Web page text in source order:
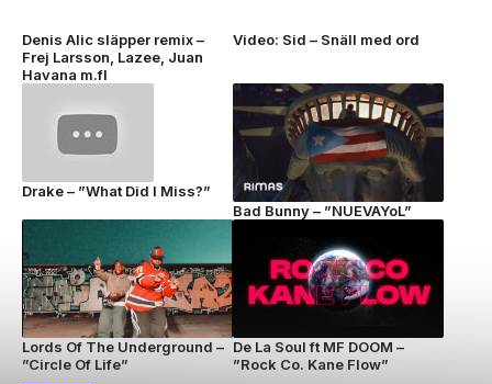
Denis Alic släpper remix –
Frej Larsson, Lazee, Juan
Havana m.fl
Video: Sid – Snäll med ord
Drake – ”What Did I Miss?”
Bad Bunny – ”NUEVAYoL”
Lords Of The Underground –
”Circle Of Life”
De La Soul ft MF DOOM –
”Rock Co. Kane Flow”